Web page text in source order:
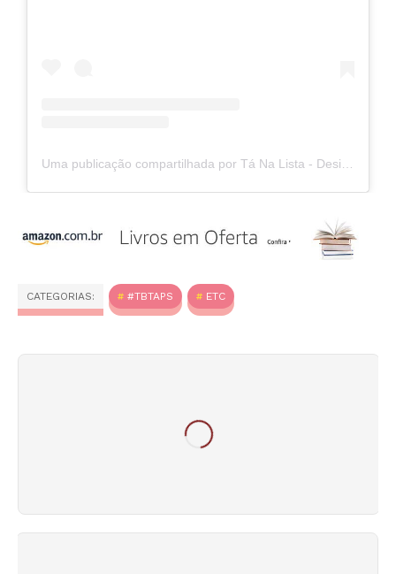
Uma publicação compartilhada por Tá Na Lista - Desirée Soares (@ta.na.lista)
CATEGORIAS: #TBTAPS ETC